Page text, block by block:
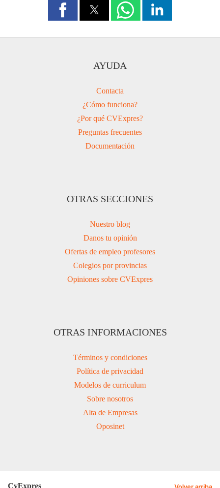
AYUDA
Contacta
¿Cómo funciona?
¿Por qué CVExpres?
Preguntas frecuentes
Documentación
OTRAS SECCIONES
Nuestro blog
Danos tu opinión
Ofertas de empleo profesores
Colegios por provincias
Opiniones sobre CVExpres
OTRAS INFORMACIONES
Términos y condiciones
Política de privacidad
Modelos de curriculum
Sobre nosotros
Alta de Empresas
Oposinet
CvExpres